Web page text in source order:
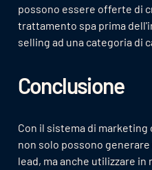
possono essere offerte di
trattamento spa prima
selling ad una categoria di
Conclusione
Con il sistema di marketing
non solo possono
lead, ma anche utilizzare